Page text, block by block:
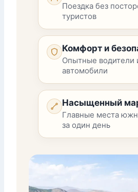
Поездка без
туристов
Комфорт и
Опытные водители
автомобили
Насыщенный
Главные места
за один день